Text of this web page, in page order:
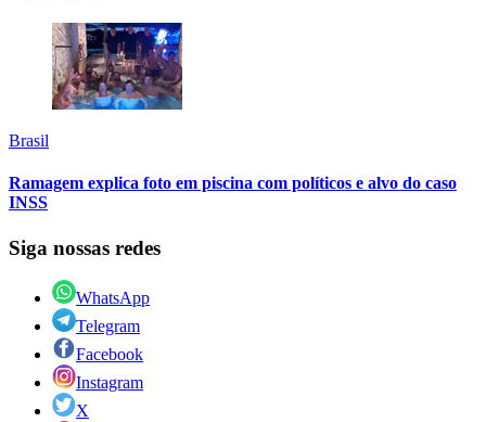
Brasil
Ramagem explica foto em piscina com políticos e alvo do caso
INSS
Siga nossas redes
WhatsApp
Telegram
Facebook
Instagram
X